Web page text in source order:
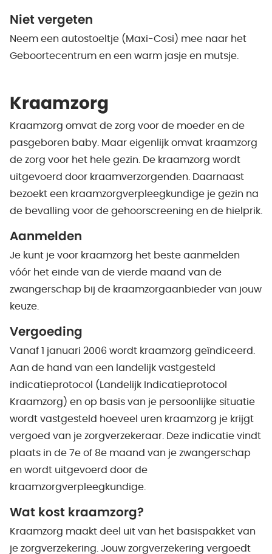
Niet vergeten
Neem een autostoeltje (Maxi-Cosi) mee naar het
Geboortecentrum en een warm jasje en mutsje.
Kraamzorg
Kraamzorg omvat de zorg voor de moeder en de
pasgeboren baby. Maar eigenlijk omvat kraamzorg
de zorg voor het hele gezin. De kraamzorg wordt
uitgevoerd door kraamverzorgenden. Daarnaast
bezoekt een kraamzorgverpleegkundige je gezin na
de bevalling voor de gehoorscreening en de hielprik.
Aanmelden
Je kunt je voor kraamzorg het beste aanmelden
vóór het einde van de vierde maand van de
zwangerschap bij de kraamzorgaanbieder van jouw
keuze.
Vergoeding
Vanaf 1 januari 2006 wordt kraamzorg geïndiceerd.
Aan de hand van een landelijk vastgesteld
indicatieprotocol (Landelijk Indicatieprotocol
Kraamzorg) en op basis van je persoonlijke situatie
wordt vastgesteld hoeveel uren kraamzorg je krijgt
vergoed van je zorgverzekeraar. Deze indicatie vindt
plaats in de 7e of 8e maand van je zwangerschap
en wordt uitgevoerd door de
kraamzorgverpleegkundige.
Wat kost kraamzorg?
Kraamzorg maakt deel uit van het basispakket van
je zorgverzekering. Jouw zorgverzekering vergoedt